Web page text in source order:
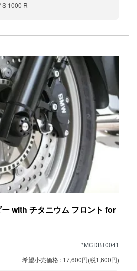
S 1000 R
with チタニウム フロント for
*MCDBT0041
希望小売価格 : 17,600円(税1,600円)